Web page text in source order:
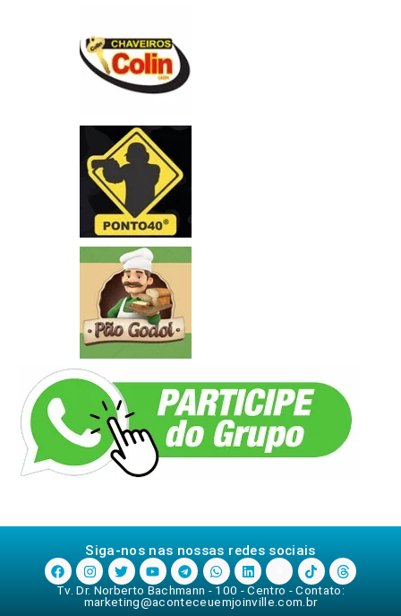
Siga-nos nas nossas redes sociais
Tv. Dr. Norberto Bachmann - 100 - Centro - Contato:
marketing@aconteceuemjoinville.com.br